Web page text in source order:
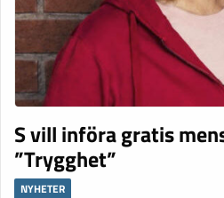
S vill införa gratis
”Trygghet”
NYHETER